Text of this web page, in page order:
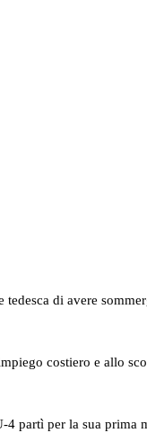
di avere
costiero e allo
partì per la sua